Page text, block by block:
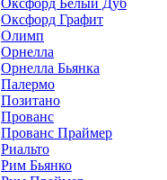
Оксфорд Графит
Олимп
Орнелла
Орнелла Бьянка
Палермо
Позитано
Прованс
Прованс Праймер
Риальто
Рим Бьянко